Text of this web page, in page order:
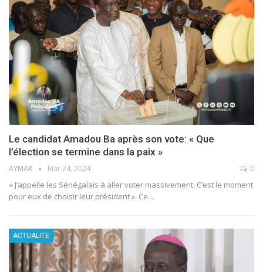
Le candidat Amadou Ba après son vote: « Que
l’élection se termine dans la paix »
AYMAR Mar 24, 2024 0
« J’appelle les Sénégalais à aller voter massivement. C’est le moment
pour eux de choisir leur président ». Ce…
ACTUALITE